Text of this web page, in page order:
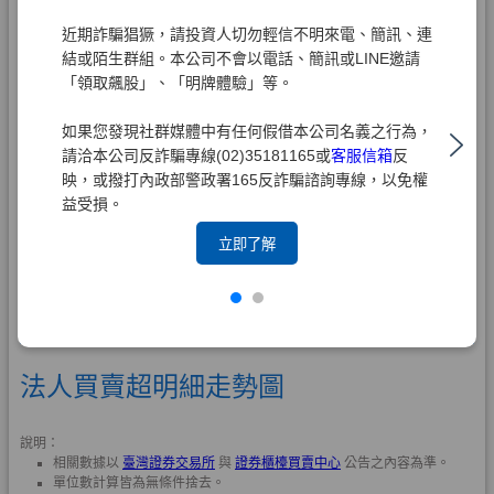
近期詐騙猖獗，請投資人切勿輕信不明來電、簡訊、連
結或陌生群組。本公司不會以電話、簡訊或LINE邀請
「領取飆股」、「明牌體驗」等。
如果您發現社群媒體中有任何假借本公司名義之行為，
請洽本公司反詐騙專線(02)35181165或客服信箱反
映，或撥打內政部警政署165反詐騙諮詢專線，以免權
益受損。
立即了解